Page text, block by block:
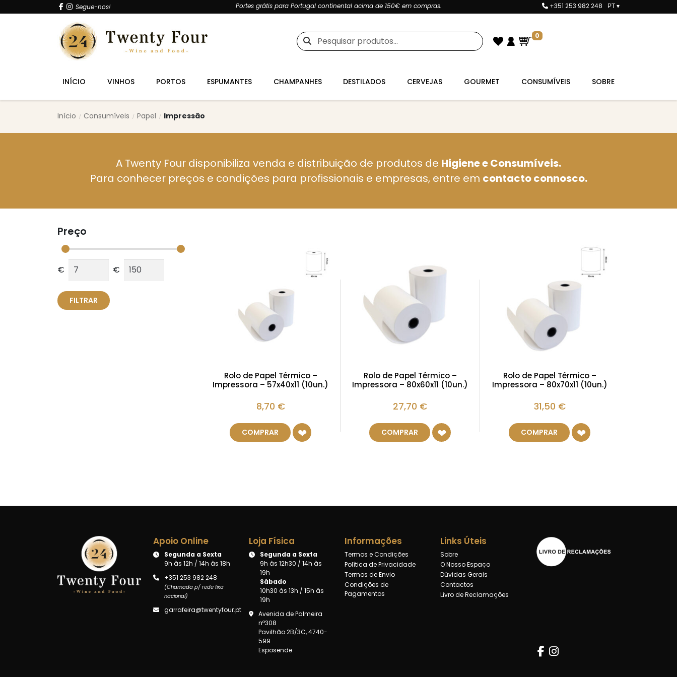
Segue-nos! Portes grátis para Portugal continental acima de 150€ em compras. +351 253 982 248 PT ▾
Pesquisar
por:
0
INÍCIO VINHOS PORTOS ESPUMANTES CHAMPANHES DESTILADOS CERVEJAS GOURMET CONSUMÍVEIS SOBRE
Início Consumíveis Papel Impressão
A Twenty Four disponibiliza venda e distribuição de produtos de Higiene e Consumíveis.
Para conhecer preços e condições para profissionais e empresas, entre em contacto connosco.
Preço
€ €
FILTRAR
Rolo de Papel Térmico –
Impressora – 57x40x11 (10un.)
8,70 €
COMPRAR
Rolo de Papel Térmico –
Impressora – 80x60x11 (10un.)
27,70 €
COMPRAR
Rolo de Papel Térmico –
Impressora – 80x70x11 (10un.)
31,50 €
COMPRAR
Apoio Online
Segunda a Sexta
9h às 12h / 14h às 18h
+351 253 982 248
(Chamada p/ rede fixa
nacional)
garrafeira@twentyfour.pt
Loja Física
Segunda a Sexta
9h às 12h30 / 14h às
19h
Sábado
10h30 às 13h / 15h ás
19h
Avenida de Palmeira
nº308
Pavilhão 2B/3C, 4740-
599
Esposende
Informações
Termos e Condições
Política de Privacidade
Termos de Envio
Condições de
Pagamentos
Links Úteis
Sobre
O Nosso Espaço
Dúvidas Gerais
Contactos
Livro de Reclamações